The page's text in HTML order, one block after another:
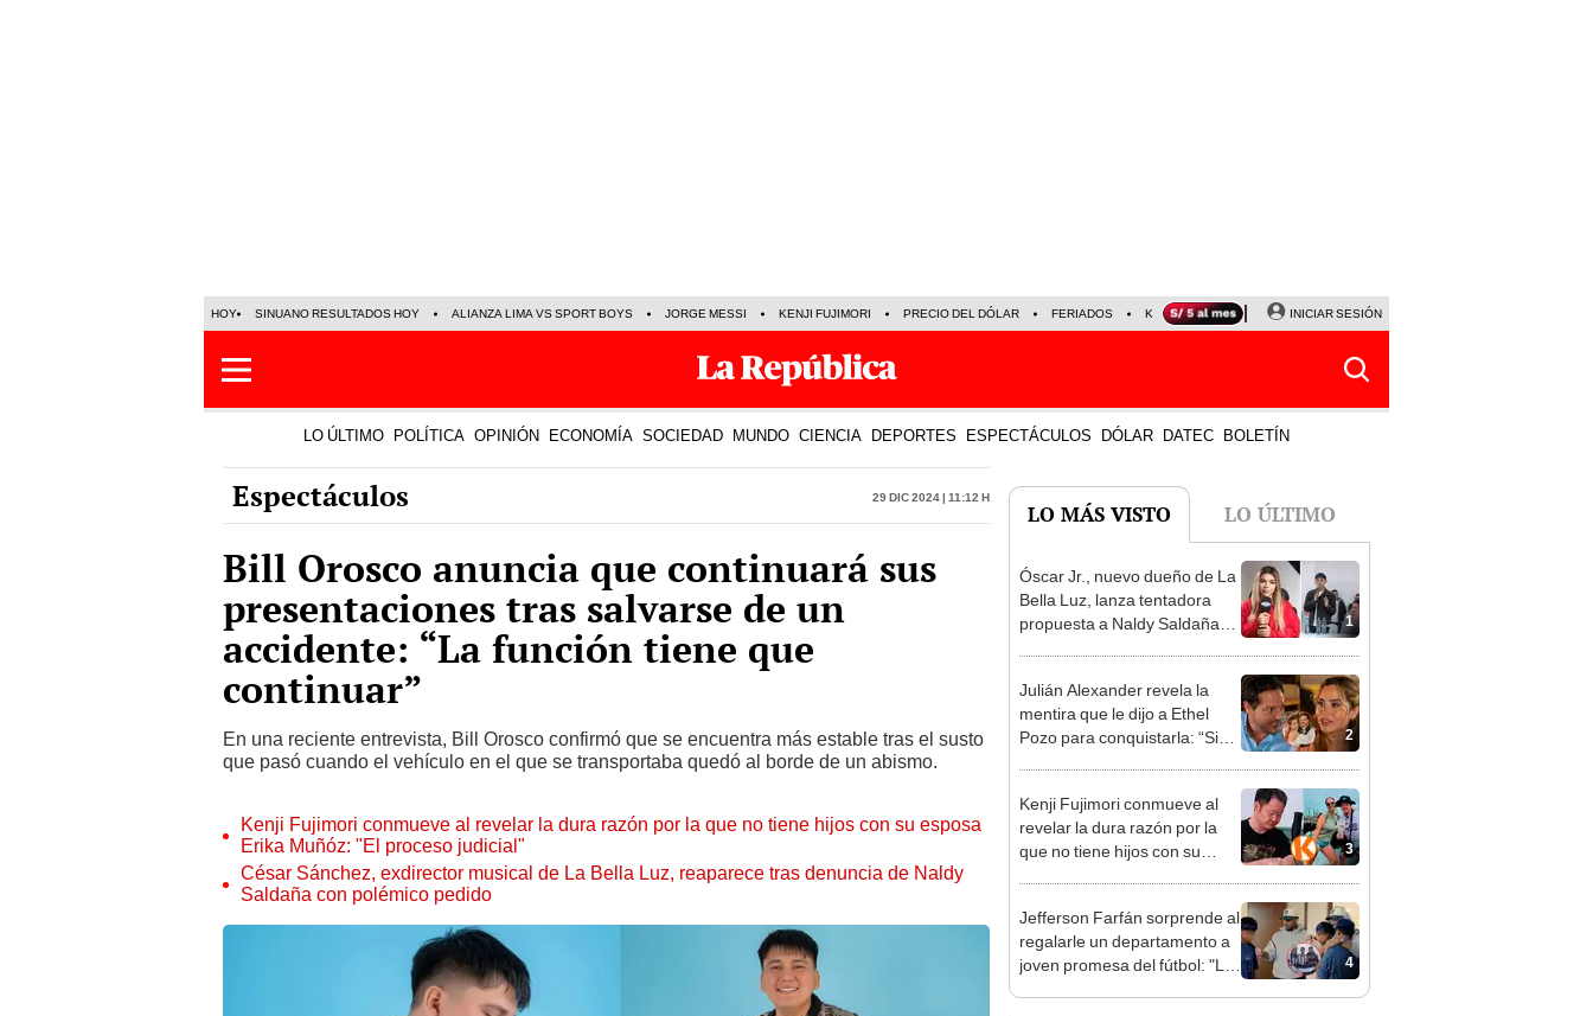
HOY SINUANO RESULTADOS HOY ALIANZA LIMA VS SPORT BOYS JORGE MESSI KENJI FUJIMORI PRECIO DEL DÓLAR FERIADOS KEIKO FUJIMORI NALDY SALDAÑA
INICIAR SESIÓN
LO ÚLTIMO POLÍTICA OPINIÓN ECONOMÍA SOCIEDAD MUNDO CIENCIA DEPORTES ESPECTÁCULOS DÓLAR DATEC BOLETÍN
Espectáculos 29 Dic 2024 | 11:12 h
Bill Orosco anuncia que continuará sus
presentaciones tras salvarse de un
accidente: “La función tiene que
continuar”
En una reciente entrevista, Bill Orosco confirmó que se encuentra más estable tras el susto
que pasó cuando el vehículo en el que se transportaba quedó al borde de un abismo.
Kenji Fujimori conmueve al revelar la dura razón por la que no tiene hijos con su esposa
Erika Muñóz: "El proceso judicial"
César Sánchez, exdirector musical de La Bella Luz, reaparece tras denuncia de Naldy
Saldaña con polémico pedido
LO MÁS VISTO LO ÚLTIMO
1
Óscar Jr., nuevo dueño de La
Bella Luz, lanza tentadora
propuesta a Naldy Saldaña
tipo de ley”
2
Julián Alexander revela la
mentira que le dijo a Ethel
Pozo para conquistarla: “Si
3
Kenji Fujimori conmueve al
revelar la dura razón por la
que no tiene hijos con su
4
Jefferson Farfán sorprende al
regalarle un departamento a
joven promesa del fútbol: "Lo